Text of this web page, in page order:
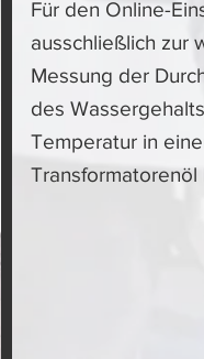
Für den Online-
ausschließlich zur
Messung der
des
Temperatur in
Transformatorenöl